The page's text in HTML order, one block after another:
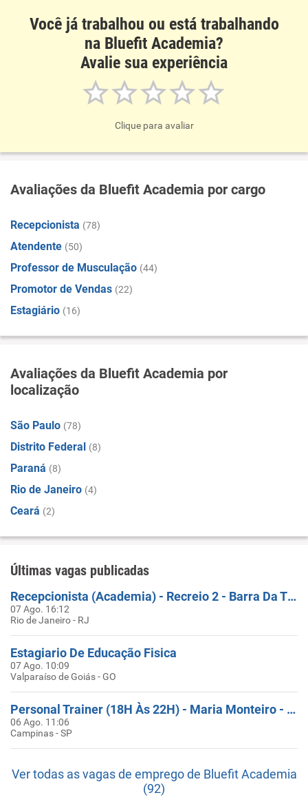
Você já trabalhou ou está trabalhando
na Bluefit Academia?
Avalie sua experiência
Clique para avaliar
Avaliações da Bluefit Academia por cargo
Recepcionista (78)
Atendente (50)
Professor de Musculação (44)
Promotor de Vendas (22)
Estagiário (16)
Avaliações da Bluefit Academia por
localização
São Paulo (78)
Distrito Federal (8)
Paraná (8)
Rio de Janeiro (4)
Ceará (2)
Últimas vagas publicadas
Recepcionista (Academia) - Recreio 2 - Barra Da Tijuca/RJ - (Inauguração) - Horário: 15H30 Ás 00H00
07 Ago. 16:12
Rio de Janeiro - RJ
Estagiario De Educação Fisica
07 Ago. 10:09
Valparaíso de Goiás - GO
Personal Trainer (18H Às 22H) - Maria Monteiro - Campinas / SP
06 Ago. 11:06
Campinas - SP
Ver todas as vagas de emprego de Bluefit Academia
(92)